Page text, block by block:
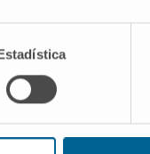
Follow us